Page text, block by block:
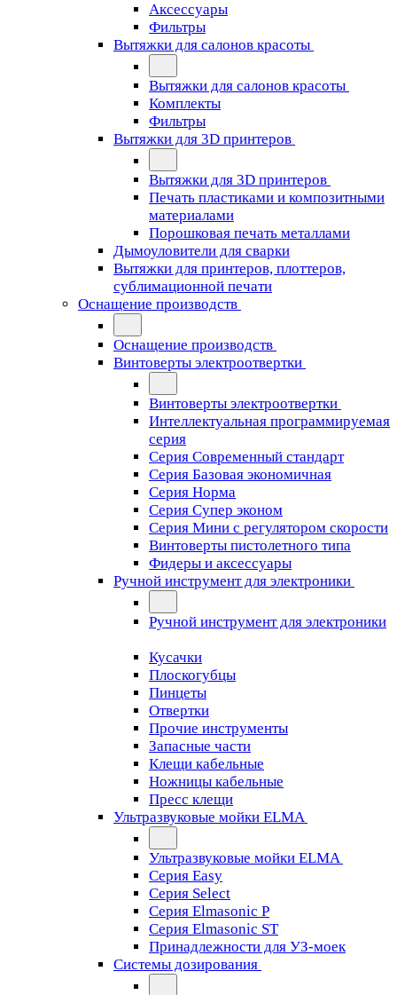
Аксессуары
Фильтры
Вытяжки для салонов красоты
Вытяжки для салонов красоты
Комплекты
Фильтры
Вытяжки для 3D принтеров
Вытяжки для 3D принтеров
Печать пластиками и композитными
материалами
Порошковая печать металлами
Дымоуловители для сварки
Вытяжки для принтеров, плоттеров,
сублимационной печати
Оснащение производств
Оснащение производств
Винтоверты электроотвертки
Винтоверты электроотвертки
Интеллектуальная программируемая
серия
Серия Современный стандарт
Серия Базовая экономичная
Серия Норма
Серия Cупер эконом
Серия Мини с регулятором скорости
Винтоверты пистолетного типа
Фидеры и аксессуары
Ручной инструмент для электроники
Ручной инструмент для электроники
Кусачки
Плоскогубцы
Пинцеты
Отвертки
Прочие инструменты
Запасные части
Клещи кабельные
Ножницы кабельные
Пресс клещи
Ультразвуковые мойки ELMA
Ультразвуковые мойки ELMA
Серия Easy
Серия Select
Серия Elmasonic P
Серия Elmasonic ST
Принадлежности для УЗ-моек
Системы дозирования